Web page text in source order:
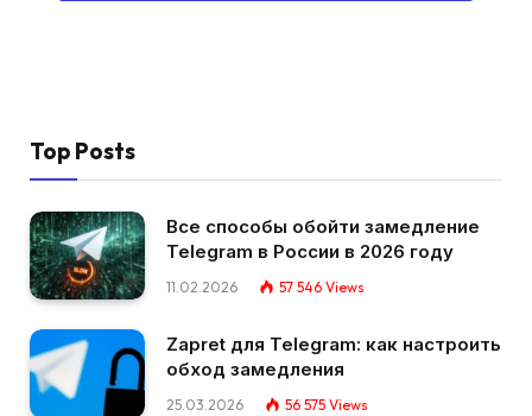
Top Posts
Все способы обойти замедление
Telegram в России в 2026 году
11.02.2026 57 546 Views
Zapret для Telegram: как настроить
обход замедления
25.03.2026 56 575 Views